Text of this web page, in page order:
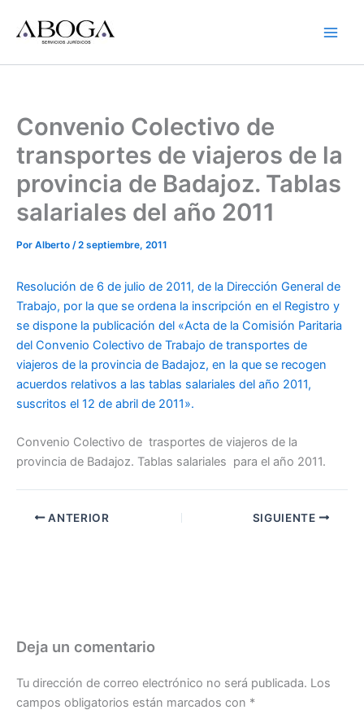
contenido
Convenio Colectivo de
transportes de viajeros de la
provincia de Badajoz. Tablas
salariales del año 2011
Por Alberto /2 septiembre, 2011
Resolución de 6 de julio de 2011, de la Dirección General de
Trabajo, por la que se ordena la inscripción en el Registro y
se dispone la publicación del «Acta de la Comisión Paritaria
del Convenio Colectivo de Trabajo de transportes de
viajeros de la provincia de Badajoz, en la que se recogen
acuerdos relativos a las tablas salariales del año 2011,
suscritos el 12 de abril de 2011».
Convenio Colectivo de trasportes de viajeros de la
provincia de Badajoz. Tablas salariales para el año 2011.
ANTERIOR SIGUIENTE
Deja un comentario
Tu dirección de correo electrónico no será publicada. Los
campos obligatorios están marcados con *